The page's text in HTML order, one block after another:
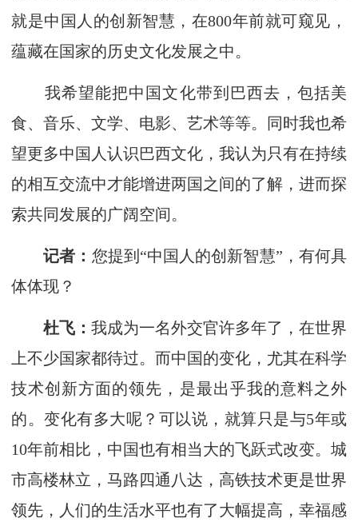
就是中国人的创新智慧，在800年前就可窥见，
蕴藏在国家的历史文化发展之中。
我希望能把中国文化带到巴西去，包括美
食、音乐、文学、电影、艺术等等。同时我也希
望更多中国人认识巴西文化，我认为只有在持续
的相互交流中才能增进两国之间的了解，进而探
索共同发展的广阔空间。
记者： 您提到“中国人的创新智慧”，有何具
体体现？
杜飞： 我成为一名外交官许多年了，在世界
上不少国家都待过。而中国的变化，尤其在科学
技术创新方面的领先，是最出乎我的意料之外
的。变化有多大呢？可以说，就算只是与5年或
10年前相比，中国也有相当大的飞跃式改变。城
市高楼林立，马路四通八达，高铁技术更是世界
领先，人们的生活水平也有了大幅提高，幸福感